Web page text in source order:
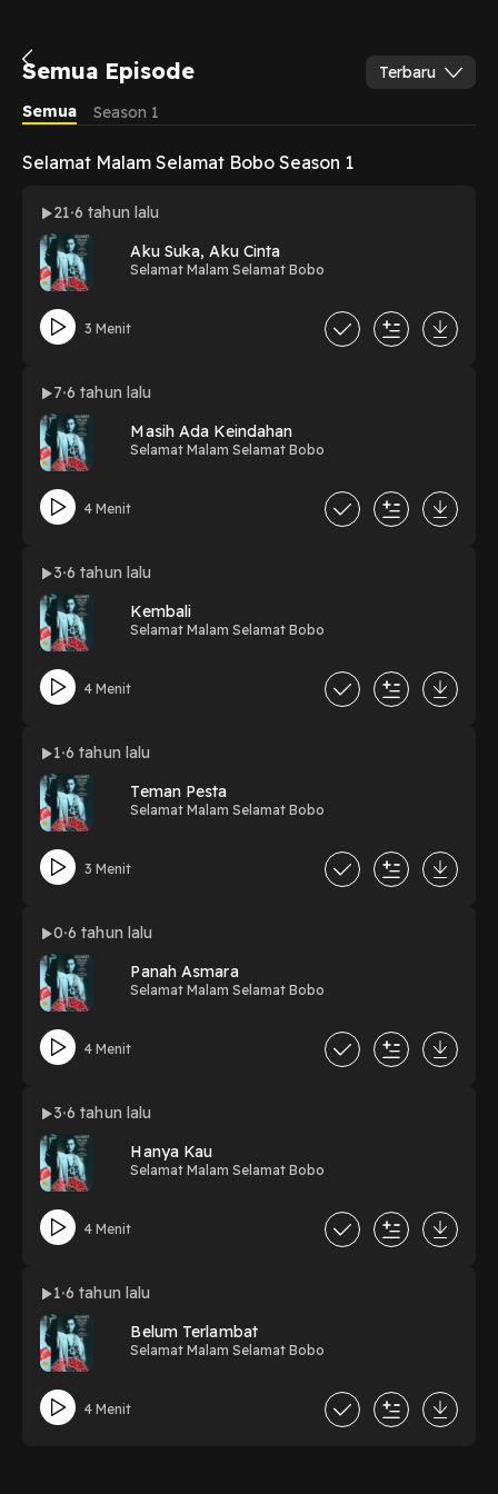
Semua Episode
Terbaru
Semua
Season 1
Selamat Malam Selamat Bobo Season 1
21 6 tahun lalu
Aku Suka, Aku Cinta
Selamat Malam Selamat Bobo
3 Menit
7 6 tahun lalu
Masih Ada Keindahan
Selamat Malam Selamat Bobo
4 Menit
3 6 tahun lalu
Kembali
Selamat Malam Selamat Bobo
4 Menit
1 6 tahun lalu
Teman Pesta
Selamat Malam Selamat Bobo
3 Menit
0 6 tahun lalu
Panah Asmara
Selamat Malam Selamat Bobo
4 Menit
3 6 tahun lalu
Hanya Kau
Selamat Malam Selamat Bobo
4 Menit
1 6 tahun lalu
Belum Terlambat
Selamat Malam Selamat Bobo
4 Menit